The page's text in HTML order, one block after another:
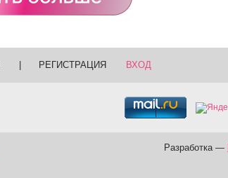
РЕГИСТРАЦИЯ ВХОД
Разработка —